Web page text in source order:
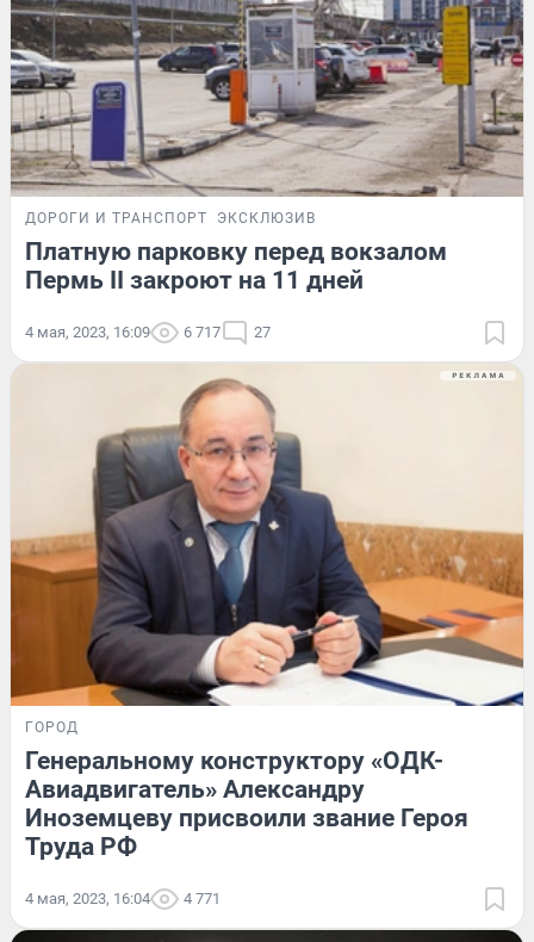
ДОРОГИ И ТРАНСПОРТ ЭКСКЛЮЗИВ
Платную парковку перед вокзалом
Пермь II закроют на 11 дней
4 мая, 2023, 16:09 6 717 27
ГОРОД
Генеральному конструктору «ОДК-
Авиадвигатель» Александру
Иноземцеву присвоили звание Героя
Труда РФ
4 мая, 2023, 16:04 4 771